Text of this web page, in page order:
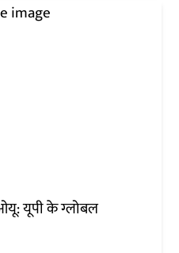
यूपी के ग्लोबल